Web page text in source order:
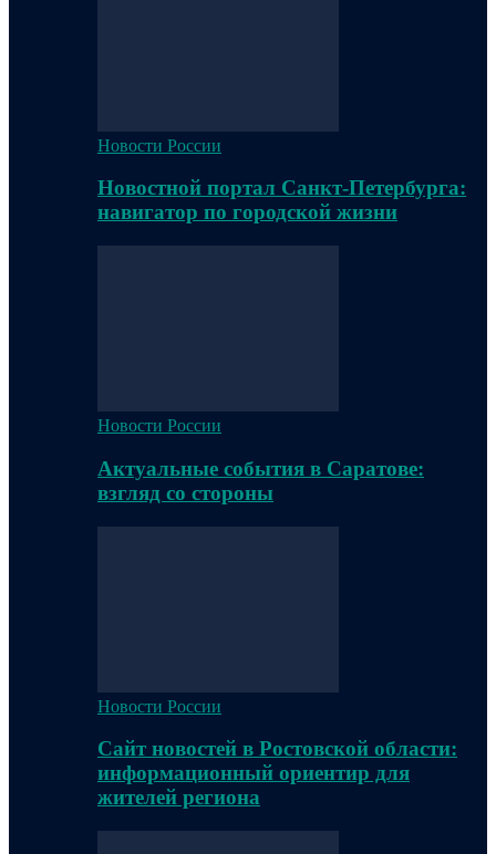
Новости России
Новостной портал Санкт-Петербурга:
навигатор по городской жизни
Новости России
Актуальные события в Саратове:
взгляд со стороны
Новости России
Сайт новостей в Ростовской области:
информационный ориентир для
жителей региона